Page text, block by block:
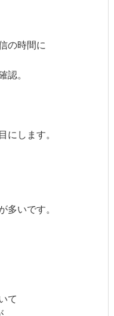
の時間に
認。
にします。
多いです。
て